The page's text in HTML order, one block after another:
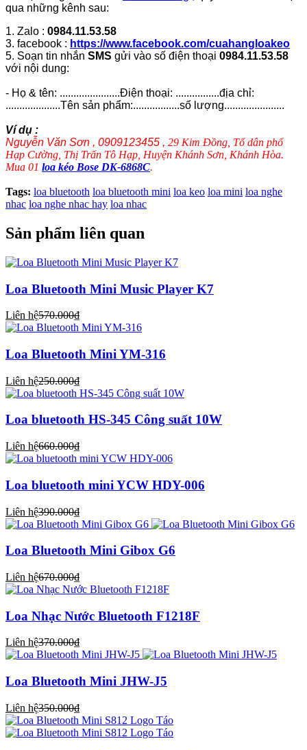
qua những kênh sau:
1. Zalo : 0984.11.53.58
3. facebook : https://www.facebook.com/cuahangloakeo
5. Soạn tin nhắn SMS gửi vào số điện thoại 0984.11.53.58
với nội dung:
- Họ & tên: ......................Điện thoại: ................địa chỉ:
....................Tên sản phẩm:.................số lượng......................
Ví dụ :
Nguyễn Văn Sơn , 0909123455 , 29 Kim Đồng, Tổ dân phố
Hạp Cường, Thị Trấn Tô Hạp, Huyện Khánh Sơn, Khánh Hòa.
Mua 01 loa kéo Bose DK-6868C.
Tags: loa bluetooth loa bluetooth mini loa keo loa mini loa nghe
nhac loa nghe nhac hay loa nhac
Sản phẩm liên quan
Loa Bluetooth Mini Music Player K7
Liên hệ570.000₫
Loa Bluetooth Mini YM-316
Liên hệ250.000₫
Loa bluetooth HS-345 Công suất 10W
Liên hệ660.000₫
Loa bluetooth mini YCW HDY-006
Liên hệ390.000₫
Loa Bluetooth Mini Gibox G6
Liên hệ670.000₫
Loa Nhạc Nước Bluetooth F1218F
Liên hệ370.000₫
Loa Bluetooth Mini JHW-J5
Liên hệ350.000₫